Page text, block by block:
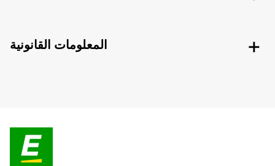
المعلومات القانونية